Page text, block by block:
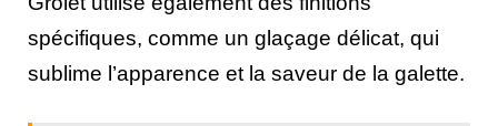
spécifiques, comme un glaçage délicat, qui
sublime l’apparence et la saveur de la galette.